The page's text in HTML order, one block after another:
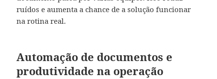
ruídos e aumenta a chance de a solução funcionar
na rotina real.
Automação de documentos e
produtividade na operação